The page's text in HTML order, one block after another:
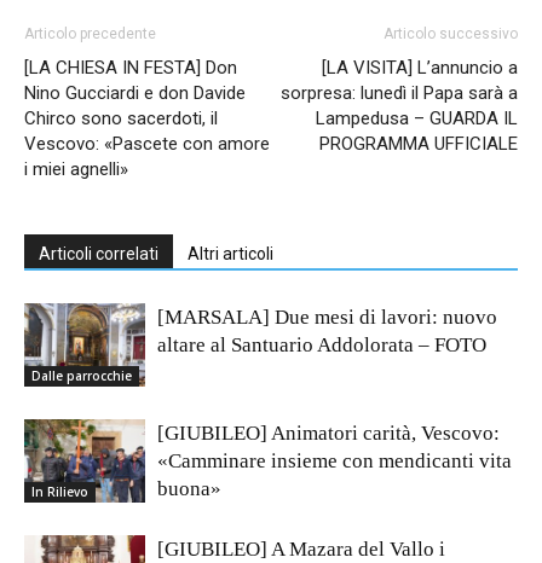
Articolo precedente
[LA CHIESA IN FESTA] Don
Nino Gucciardi e don Davide
Chirco sono sacerdoti, il
Vescovo: «Pascete con amore
i miei agnelli»
Articolo successivo
[LA VISITA] L’annuncio a
sorpresa: lunedì il Papa sarà a
Lampedusa – GUARDA IL
PROGRAMMA UFFICIALE
Articoli correlati Altri articoli
Dalle parrocchie
[MARSALA] Due mesi di lavori: nuovo
altare al Santuario Addolorata – FOTO
In Rilievo
[GIUBILEO] Animatori carità, Vescovo:
«Camminare insieme con mendicanti vita
buona»
[GIUBILEO] A Mazara del Vallo i